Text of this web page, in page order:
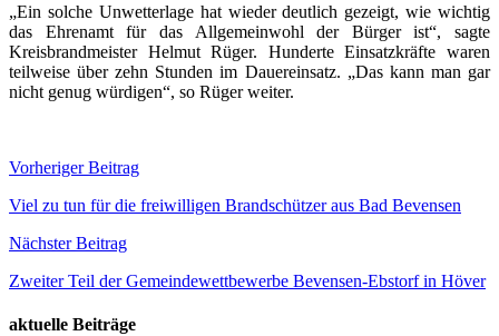
„Ein solche Unwetterlage hat wieder deutlich gezeigt, wie wichtig
das Ehrenamt für das Allgemeinwohl der Bürger ist“, sagte
Kreisbrandmeister Helmut Rüger. Hunderte Einsatzkräfte waren
teilweise über zehn Stunden im Dauereinsatz. „Das kann man gar
nicht genug würdigen“, so Rüger weiter.
Beitragsnavigation
Vorheriger Beitrag
Viel zu tun für die freiwilligen Brandschützer aus Bad Bevensen
Nächster Beitrag
Zweiter Teil der Gemeindewettbewerbe Bevensen-Ebstorf in Höver
aktuelle Beiträge